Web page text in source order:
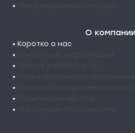
•
О
• Коротко о нас
•
•
•
•
•
•